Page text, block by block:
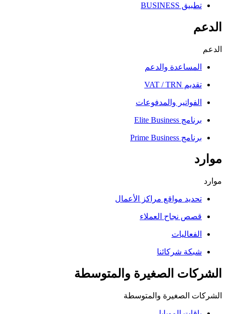
تطبيق BUSINESS
الدعم
الدعم
المساعدة والدعم
تقديم VAT / TRN
الفواتير والمدفوعات
برنامج Elite Business
برنامج Prime Business
موارد
موارد
تحديد مواقع مراكز الأعمال
قصص نجاح العملاء
الفعاليات
شبكة شركائنا
الشركات الصغيرة والمتوسطة
الشركات الصغيرة والمتوسطة